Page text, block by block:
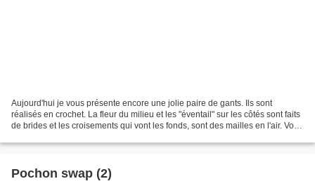
Aujourd'hui je vous présente encore une jolie paire de gants. Ils sont
réalisés en crochet. La fleur du milieu et les "éventail" sur les côtés sont faits
de brides et les croisements qui vont les fonds, sont des mailles en l'air. Voici
Pochon swap (2)